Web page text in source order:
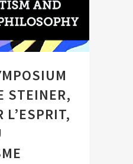
STEINER,
L’ESPRIT,